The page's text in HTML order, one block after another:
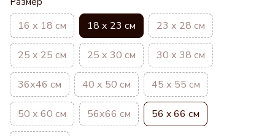
16 х 18 см 18 х 23 см 23 х 28 см
25 х 25 см 25 х 30 см 30 х 38 см
36х46 см 40 х 50 см 45 х 55 см
50 х 60 см 56х66 см 56 x 66 см